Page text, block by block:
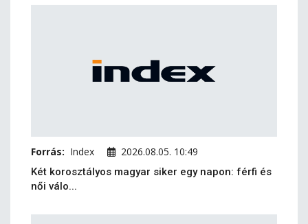
Forrás: Index 2026.08.05. 10:49
Két korosztályos magyar siker egy napon: férfi és
női válo...